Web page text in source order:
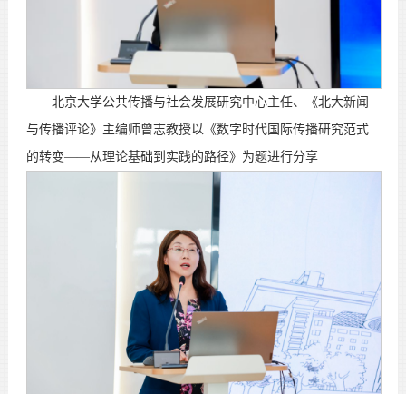
北京大学公共传播与社会发展研究中心主任、《北大新闻
与传播评论》主编师曾志教授以《数字时代国际传播研究范式
的转变——从理论基础到实践的路径》为题进行分享